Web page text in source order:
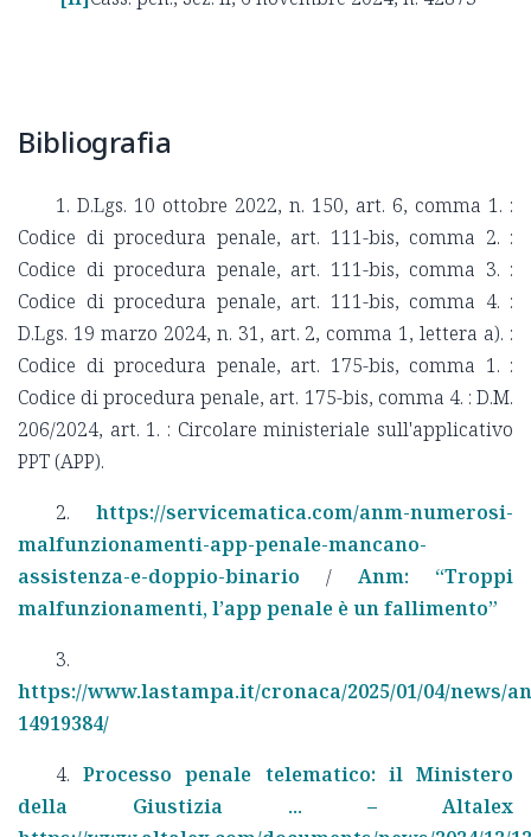
Bibliografia
1. D.Lgs. 10 ottobre 2022, n. 150, art. 6, comma 1. :
Codice di procedura penale, art. 111-bis, comma 2. :
Codice di procedura penale, art. 111-bis, comma 3. :
Codice di procedura penale, art. 111-bis, comma 4. :
D.Lgs. 19 marzo 2024, n. 31, art. 2, comma 1, lettera a). :
Codice di procedura penale, art. 175-bis, comma 1. :
Codice di procedura penale, art. 175-bis, comma 4. : D.M.
206/2024, art. 1. : Circolare ministeriale sull'applicativo
PPT (APP).
2. https://servicematica.com/anm-numerosi-
malfunzionamenti-app-penale-mancano-
assistenza-e-doppio-binario / Anm: “Troppi
malfunzionamenti, l’app penale è un fallimento”
3.
https://www.lastampa.it/cronaca/2025/01/04/news/
14919384/
4.Processo penale telematico: il Ministero
della Giustizia ... – Altalex